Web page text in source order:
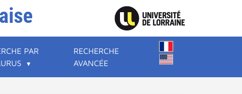
PAR
RECHERCHE
AVANCÉE